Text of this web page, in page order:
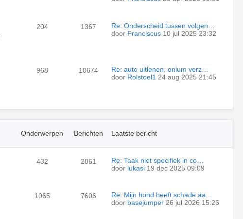
204 1367
Re: Onderscheid tussen volgen…
door Franciscus 10 jul 2025 23:32
968 10674
Re: auto uitlenen, onium verz…
door Rolstoel1 24 aug 2025 21:45
Onderwerpen Berichten Laatste bericht
432 2061
Re: Taak niet specifiek in co…
door lukasi 19 dec 2025 09:09
1065 7606
Re: Mijn hond heeft schade aa…
door basejumper 26 jul 2026 15:26